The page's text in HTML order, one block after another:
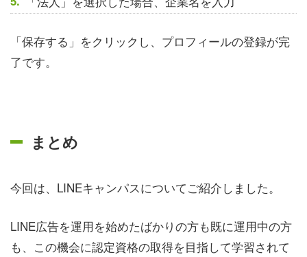
「保存する」をクリックし、プロフィールの登録が完
了です。
まとめ
今回は、LINEキャンパスについてご紹介しました。
LINE広告を運用を始めたばかりの方も既に運用中の方
も、この機会に認定資格の取得を目指して学習されて